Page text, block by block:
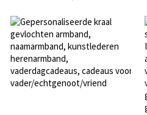
voor vrouwen moeder oma
zusters vriend, bloemen munt
sieraden